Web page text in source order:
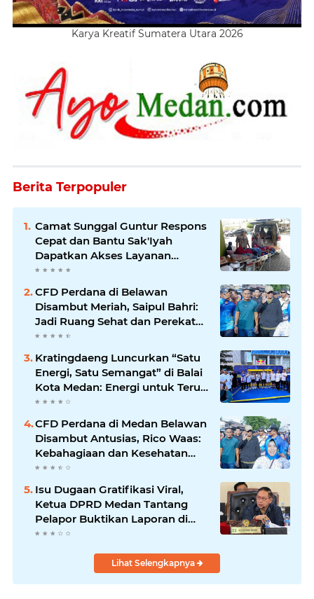
Karya Kreatif Sumatera Utara 2026
Berita Terpopuler
Camat Sunggal Guntur Respons
Cepat dan Bantu Sak'Iyah
Dapatkan Akses Layanan
Kesehatan
CFD Perdana di Belawan
Disambut Meriah, Saipul Bahri:
Jadi Ruang Sehat dan Perekat
Kebersamaan Warga Medan
Kratingdaeng Luncurkan “Satu
Energi, Satu Semangat” di Balai
Kota Medan: Energi untuk Terus
Bergerak Maju
CFD Perdana di Medan Belawan
Disambut Antusias, Rico Waas:
Kebahagiaan dan Kesehatan
Harus Hadir di Seluruh Penjuru
Isu Dugaan Gratifikasi Viral,
Ketua DPRD Medan Tantang
Pelapor Buktikan Laporan di
KPK dan Kejagung
Lihat Selengkapnya